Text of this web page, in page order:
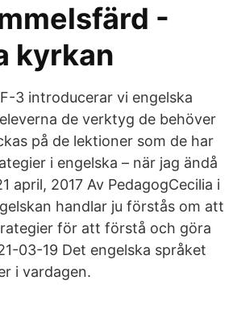
-
kyrkan
3 introducerar vi engelska
de verktyg de behöver
på de lektioner som de har
i engelska – när jag ändå
april, 2017 Av PedagogCecilia i
handlar ju förstås om att
för att förstå och göra
03-19 Det engelska språket
i vardagen.